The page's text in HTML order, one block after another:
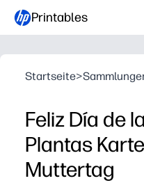
Printables
Startseite>
Feliz Día de
Plantas
Muttertag